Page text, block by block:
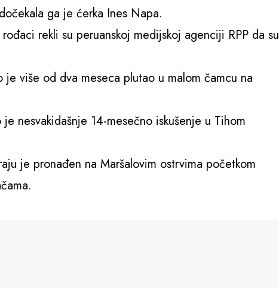
ga je ćerka Ines Napa.
rekli su peruanskoj medijskoj agenciji RPP da su
više od dva meseca plutao u malom čamcu na
nesvakidašnje 14-mesečno iskušenje u Tihom
je pronađen na Maršalovim ostrvima početkom